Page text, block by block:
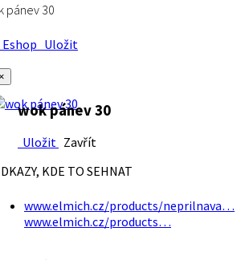
pánev 30
Uložit
wok pánev 30
Uložit Zavřít
KDE TO SEHNAT
www.elmich.cz/products/neprilnava…
www.elmich.cz/products…